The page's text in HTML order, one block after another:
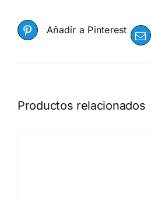
Añadir a Pinterest
Productos relacionados